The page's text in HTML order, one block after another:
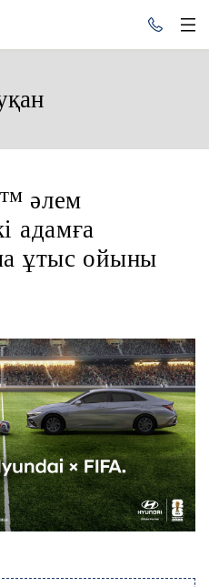
әлем
адамға
ұтыс ойыны